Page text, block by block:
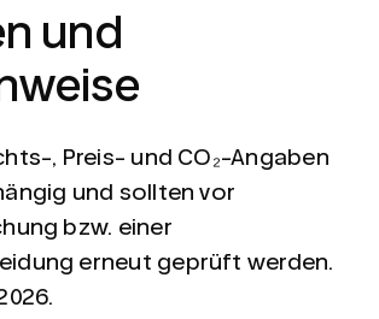
und
, Preis- und CO₂-Angaben
und sollten vor
bzw. einer
erneut geprüft werden.